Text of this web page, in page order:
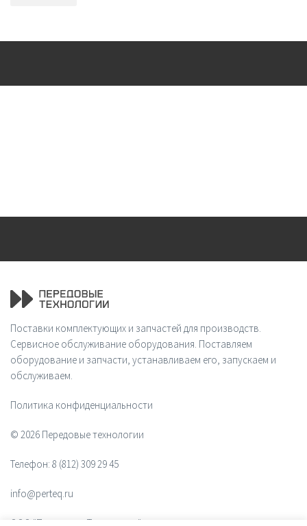
Поставки комплектующих и запчастей для производств.
Сервисное обслуживание оборудования. Поставляем
оборудование и запчасти, устанавливаем его, запускаем и
обслуживаем.
Политика конфиденциальности
© 2026 Передовые технологии
Телефон: 8 (812) 309 29 45
info@perteq.ru
ООО "Передовые Технологии"